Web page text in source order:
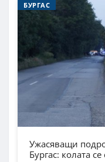
БУРГАС
Ужасяващи
Бургас: колата